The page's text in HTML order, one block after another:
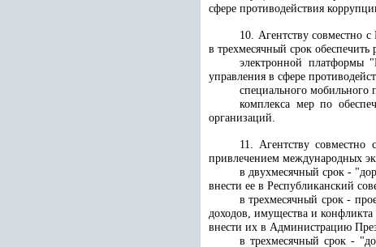
сфере противодействия
10. Агентству совместно
в трехмесячный срок обеспечить
электронной платформы
управления в сфере
специального мобильного
комплекса мер по
организаций.
11. Агентству
привлечением международных
в двухмесячный срок -
внести ее в Республиканский
в трехмесячный срок -
доходов, имущества и
внести их в Администрацию
в трехмесячный срок -